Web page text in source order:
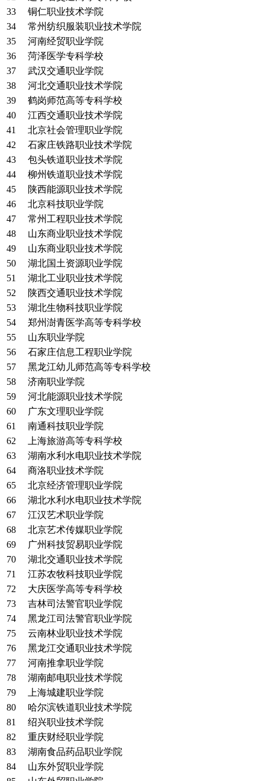
33
铜仁职业技术学院
34
常州纺织服装职业技术学院
35
河南经贸职业学院
36
菏泽医学专科学校
37
武汉交通职业学院
38
河北交通职业技术学院
39
鹤岗师范高等专科学校
40
江西交通职业技术学院
41
北京社会管理职业学院
42
石家庄铁路职业技术学院
43
包头铁道职业技术学院
44
柳州铁道职业技术学院
45
陕西能源职业技术学院
46
北京科技职业学院
47
常州工程职业技术学院
48
山东商业职业技术学院
49
山东商业职业技术学院
50
湖北国土资源职业学院
51
湖北工业职业技术学院
52
陕西交通职业技术学院
53
湖北生物科技职业学院
54
郑州澍青医学高等专科学校
55
山东职业学院
56
石家庄信息工程职业学院
57
黑龙江幼儿师范高等专科学校
58
济南职业学院
59
河北能源职业技术学院
60
广东文理职业学院
61
南通科技职业学院
62
上海旅游高等专科学校
63
湖南水利水电职业技术学院
64
商洛职业技术学院
65
北京经济管理职业学院
66
湖北水利水电职业技术学院
67
江汉艺术职业学院
68
北京艺术传媒职业学院
69
广州科技贸易职业学院
70
湖北交通职业技术学院
71
江苏农牧科技职业学院
72
大庆医学高等专科学校
73
吉林司法警官职业学院
74
黑龙江司法警官职业学院
75
云南林业职业技术学院
76
黑龙江交通职业技术学院
77
河南推拿职业学院
78
湖南邮电职业技术学院
79
上海城建职业学院
80
哈尔滨铁道职业技术学院
81
绍兴职业技术学院
82
重庆财经职业学院
83
湖南食品药品职业学院
84
山东外贸职业学院